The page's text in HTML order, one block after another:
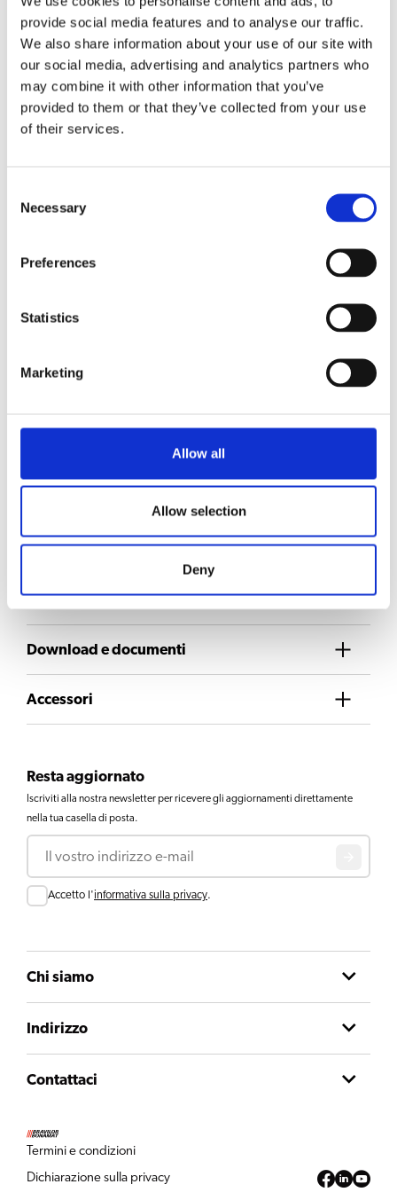
provide social media features and to analyse our traffic.
We also share information about your use of our site with
our social media, advertising and analytics partners who
may combine it with other information that you’ve
provided to them or that they’ve collected from your use
of their services.
Selection
Necessary
Preferences
Statistics
Marketing
Allow all
Allow selection
Deny
contenitori separati. Dotate di display digitale, contatore
totale e giornaliero, sistema di decalcificazione, segnale di
caffè pronto, timer incorporato e scorte di sicurezza
ottimali. Incluso/i contenitore/i tipo VHG, unità filtro e
staffa a parete per colonna di infusione.
Il carrello e la piastra regolabile in altezza non sono inclusi
Caratteristiche
rapido
Aspetto solido e di alta qualità grazie alla cassetta in
Dotate di segnale di caffè pronto, contatore totale e
Sistema di decalcificazione e scorte di sicurezza
ottimali
SCELTA DI BEVANDE
Download e documenti
Accessori
Resta aggiornato
Iscriviti alla nostra newsletter per ricevere gli aggiornamenti direttamente
nella tua casella di posta.
Email
Consent
Accetto l'informativa sulla privacy.
Chi siamo
Indirizzo
Contattaci
Termini e condizioni
Dichiarazione sulla privacy